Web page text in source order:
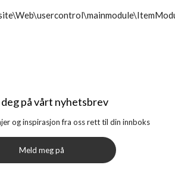
på vårt nyhetsbrev
og inspirasjon fra oss rett til din innboks
Meld meg på